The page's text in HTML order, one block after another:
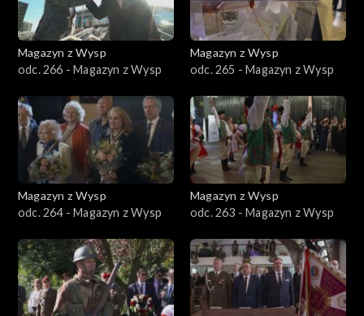
Magazyn z Wysp
odc. 266 - Magazyn z Wysp
Magazyn z Wysp
odc. 265 - Magazyn z Wysp
Magazyn z Wysp
odc. 264 - Magazyn z Wysp
Magazyn z Wysp
odc. 263 - Magazyn z Wysp